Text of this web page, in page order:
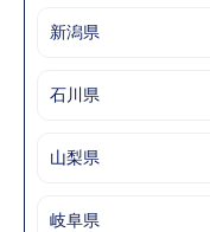
新潟県
石川県
山梨県
岐阜県